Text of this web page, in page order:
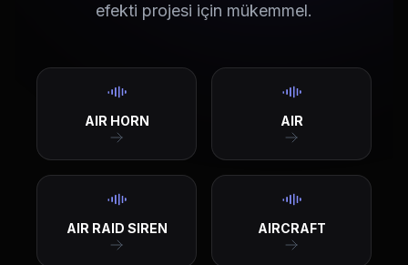
efekti projesi için mükemmel.
AIR HORN AIR
AIR RAID SIREN AIRCRAFT